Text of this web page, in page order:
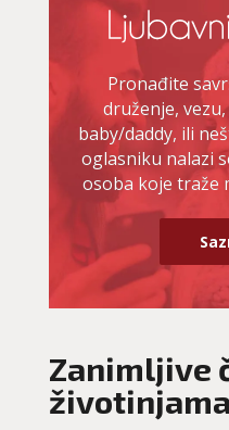
Pronađite
druženje,
baby/daddy, ili
oglasniku nalazi
osoba koje traže
Zanimljive
životinjama